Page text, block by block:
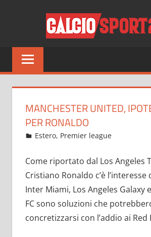
Tutto
sul
del
solo
MANCHESTER UNITED,
PER RONALDO
Ottobre 30, 2022
admin
Estero, Premier league
Come riportato dal Los Angeles
Cristiano Ronaldo c’è l’interesse
Inter Miami, Los Angeles Galaxy
FC sono soluzioni che
concretizzarsi con l’addio ai Red